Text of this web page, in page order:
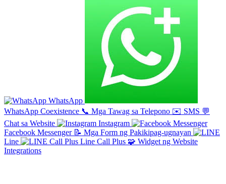
WhatsApp
WhatsApp Coexistence 📞 Mga Tawag sa Telepono ✉️ SMS 💬
Chat sa Website
Instagram
Facebook Messenger 📝 Mga Form ng Pakikipag-ugnayan
Line
Line Call Plus 🧩 Widget ng Website
Integrations